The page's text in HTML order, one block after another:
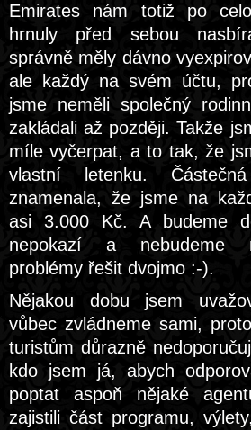
Emirates nám totiž po
hrnuly před sebou
správně měly dávno
ale každý na svém účtu,
jsme neměli společný
zakládali až později. Takže
míle vyčerpat, a to tak, že
vlastní letenku.
znamenala, že jsme na
asi 3.000 Kč. A budeme
nepokazí a nebudeme
problémy řešit dvojmo :-).
Nějakou dobu jsem
vůbec zvládneme sami,
turistům důrazně
kdo jsem já, abych
poptat aspoň nějaké
zajistili část programu,